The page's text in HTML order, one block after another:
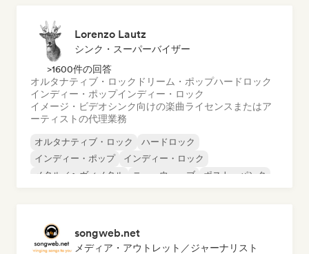
Lorenzo Lautz
シンク・スーパーバイザー
>1600件の回答
オルタナティブ・ロック ドリーム・ポップハードロック
インディー・ポップインディー・ロック
イメージ・ビデオシンク向けの楽曲ライセンスまたはア
ーティストの代理業務
オルタナティブ・ロック
ハードロック
インディー・ポップ
インディー・ロック
メタル／ヘヴィメタル
ニューウェーブ
ポスト・パンク
songweb.net
メディア・アウトレット／ジャーナリスト